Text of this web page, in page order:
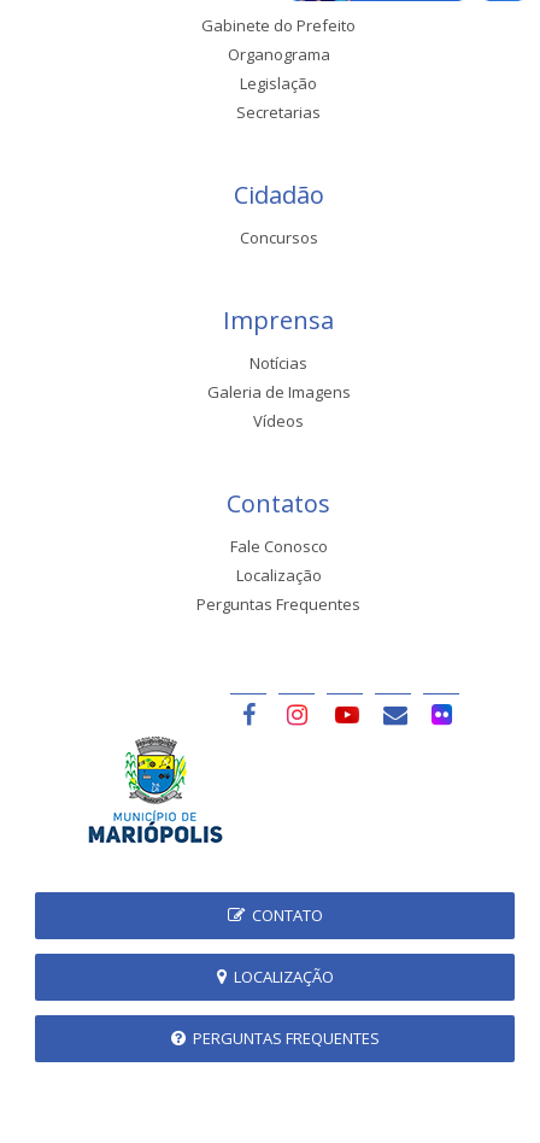
Gabinete do Prefeito
Organograma
Legislação
Secretarias
Cidadão
Concursos
Imprensa
Notícias
Galeria de Imagens
Vídeos
Contatos
Fale Conosco
Localização
Perguntas Frequentes
CONTATO
LOCALIZAÇÃO
PERGUNTAS FREQUENTES